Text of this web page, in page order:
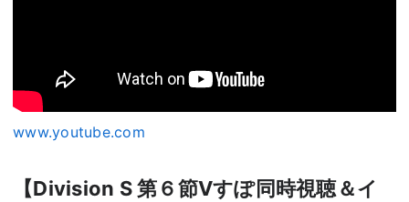
www.youtube.com
【Division S 第６節Vすぽ同時視聴＆イ